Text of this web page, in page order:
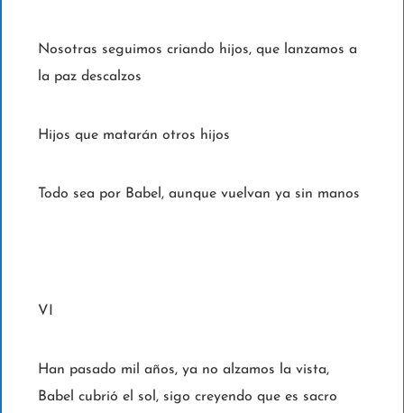
Nosotras seguimos criando hijos, que lanzamos a
la paz descalzos
Hijos que matarán otros hijos
Todo sea por Babel, aunque vuelvan ya sin manos
VI
Han pasado mil años, ya no alzamos la vista,
Babel cubrió el sol, sigo creyendo que es sacro